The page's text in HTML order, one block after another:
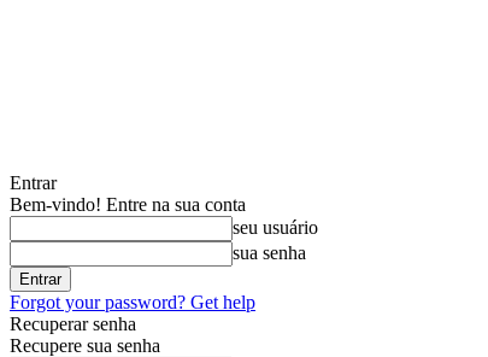
Entrar
Bem-vindo! Entre na sua conta
seu usuário
sua senha
Forgot your password? Get help
Recuperar senha
Recupere sua senha